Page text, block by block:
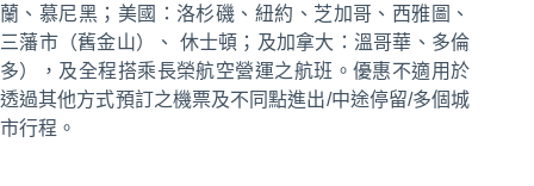
蘭、慕尼黑；美國：洛杉磯、紐約、芝加哥、西雅圖、
三藩市（舊金山）、 休士頓；及加拿大：溫哥華、多倫
多），及全程搭乘長榮航空營運之航班。優惠不適用於
透過其他方式預訂之機票及不同點進出/中途停留/多個城
市行程。